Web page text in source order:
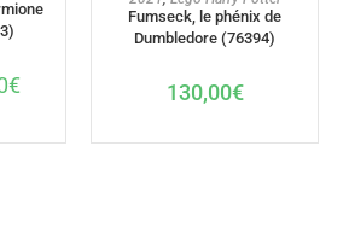
€
Fumseck, le phénix de
Dumbledore (76394)
130,00€